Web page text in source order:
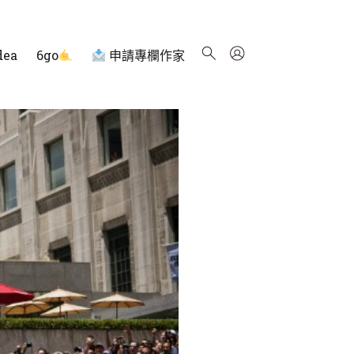
6go 申請專欄作家